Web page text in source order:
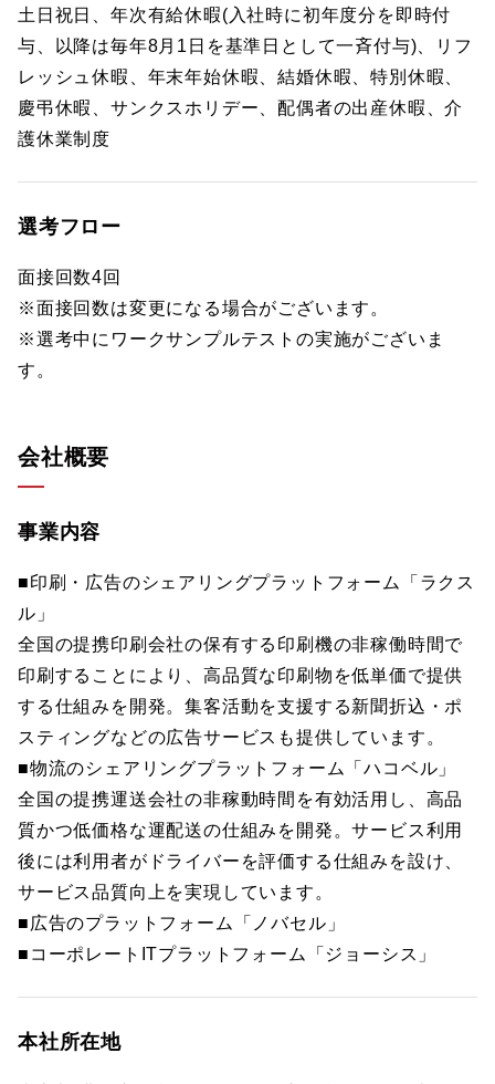
土日祝日、年次有給休暇(入社時に初年度分を即時付
与、以降は毎年8月1日を基準日として一斉付与)、リフ
レッシュ休暇、年末年始休暇、結婚休暇、特別休暇、
慶弔休暇、サンクスホリデー、配偶者の出産休暇、介
護休業制度
選考フロー
面接回数4回
※面接回数は変更になる場合がございます。
※選考中にワークサンプルテストの実施がございま
す。
会社概要
事業内容
■印刷・広告のシェアリングプラットフォーム「ラクス
ル」
全国の提携印刷会社の保有する印刷機の非稼働時間で
印刷することにより、高品質な印刷物を低単価で提供
する仕組みを開発。集客活動を支援する新聞折込・ポ
スティングなどの広告サービスも提供しています。
■物流のシェアリングプラットフォーム「ハコベル」
全国の提携運送会社の非稼動時間を有効活用し、高品
質かつ低価格な運配送の仕組みを開発。サービス利用
後には利用者がドライバーを評価する仕組みを設け、
サービス品質向上を実現しています。
■広告のプラットフォーム「ノバセル」
■コーポレートITプラットフォーム「ジョーシス」
本社所在地